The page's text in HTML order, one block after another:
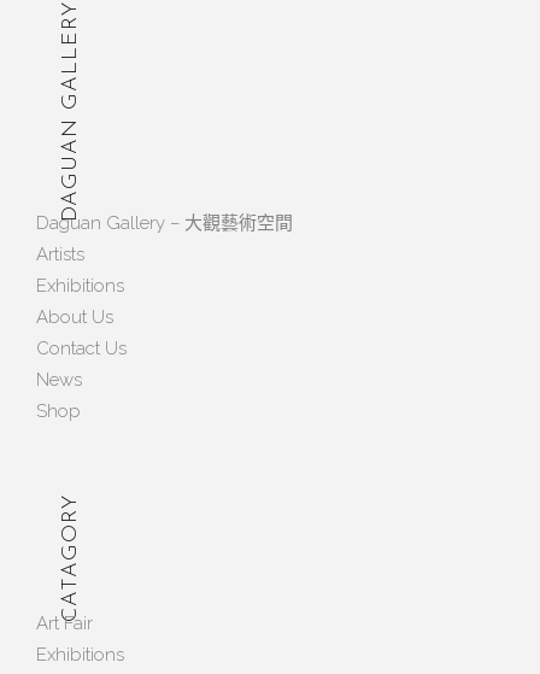
DAGUAN GALLERY
Daguan Gallery – 大觀藝術空間
Artists
Exhibitions
About Us
Contact Us
News
Shop
CATAGORY
Art Fair
Exhibitions